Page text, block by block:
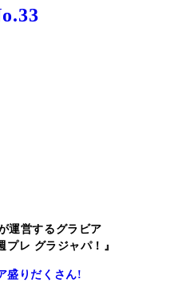
運営するグラビア
プレ グラジャパ！』
盛りだくさん!